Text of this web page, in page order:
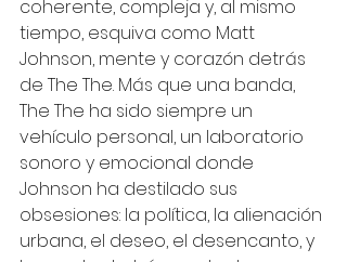
coherente, compleja y, al mismo
tiempo, esquiva como Matt
Johnson, mente y corazón detrás
de The The. Más que una banda,
The The ha sido siempre un
vehículo personal, un laboratorio
sonoro y emocional donde
Johnson ha destilado sus
obsesiones: la política, la alienación
urbana, el deseo, el desencanto, y